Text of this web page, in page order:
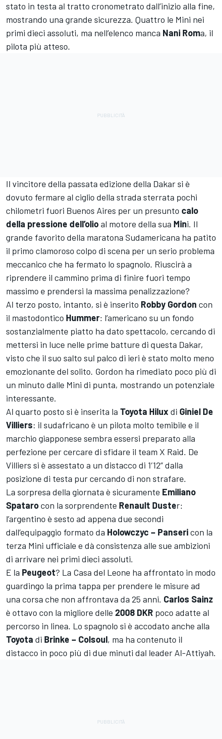
stato in testa al tratto cronometrato dall’inizio alla fine,
mostrando una grande sicurezza. Quattro le Mini nei
primi dieci assoluti, ma nell’elenco manca Nani Roma, il
pilota più atteso.
Il vincitore della passata edizione della Dakar si è
dovuto fermare al ciglio della strada sterrata pochi
chilometri fuori Buenos Aires per un presunto calo
della pressione dell’olioal motore della sua Mini. Il
grande favorito della maratona Sudamericana ha patito
il primo clamoroso colpo di scena per un serio problema
meccanico che ha fermato lo spagnolo. Riuscirà a
riprendere il cammino prima di finire fuori tempo
massimo e prendersi la massima penalizzazione?
Al terzo posto, intanto, si è inserito Robby Gordon con
il mastodontico Hummer: l’americano su un fondo
sostanzialmente piatto ha dato spettacolo, cercando di
mettersi in luce nelle prime batture di questa Dakar,
visto che il suo salto sul palco di ieri è stato molto meno
emozionante del solito. Gordon ha rimediato poco più di
un minuto dalle Mini di punta, mostrando un potenziale
interessante.
Al quarto posto si è inserita la Toyota Hiluxdi Giniel De
Villiers: il sudafricano è un pilota molto temibile e il
marchio giapponese sembra essersi preparato alla
perfezione per cercare di sfidare il team X Raid. De
Villiers si è assestato a un distacco di 1’12” dalla
posizione di testa pur cercando di non strafare.
La sorpresa della giornata è sicuramente Emiliano
Spatarocon la sorprendente Renault Duster:
l’argentino è sesto ad appena due secondi
dall’equipaggio formato da Holowczyc – Pansericon la
terza Mini ufficiale e dà consistenza alle sue ambizioni
di arrivare nei primi dieci assoluti.
E la Peugeot? La Casa del Leone ha affrontato in modo
guardingo la prima tappa per prendere le misure ad
una corsa che non affrontava da 25 anni. Carlos Sainz
è ottavo con la migliore delle 2008 DKR poco adatte al
percorso in linea. Lo spagnolo si è accodato anche alla
Toyota di Brinke – Colsoul, ma ha contenuto il
distacco in poco più di due minuti dal leader Al-Attiyah.